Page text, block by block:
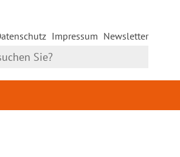
Impressum Newsletter